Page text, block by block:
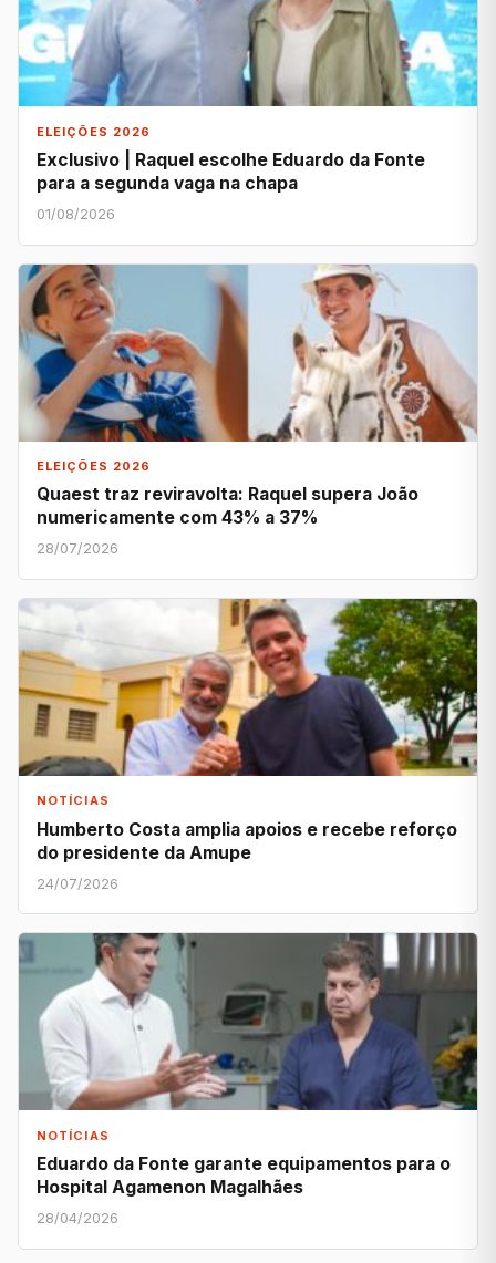
ELEIÇÕES 2026
Exclusivo | Raquel escolhe Eduardo da Fonte
para a segunda vaga na chapa
01/08/2026
ELEIÇÕES 2026
Quaest traz reviravolta: Raquel supera João
numericamente com 43% a 37%
28/07/2026
NOTÍCIAS
Humberto Costa amplia apoios e recebe reforço
do presidente da Amupe
24/07/2026
NOTÍCIAS
Eduardo da Fonte garante equipamentos para o
Hospital Agamenon Magalhães
28/04/2026